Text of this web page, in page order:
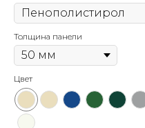
Толщина панели
Цвет